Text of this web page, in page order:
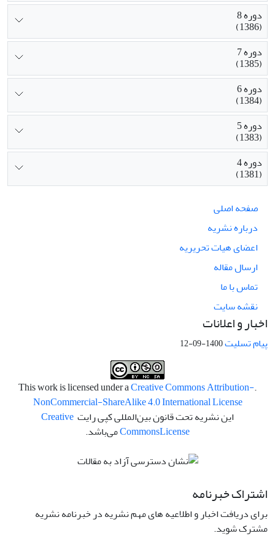
دوره 8
(1386)
دوره 7
(1385)
دوره 6
(1384)
دوره 5
(1383)
دوره 4
(1381)
صفحه اصلی
درباره نشریه
اعضای هیات تحریریه
ارسال مقاله
تماس با ما
نقشه سایت
اخبار و اعلانات
پیام تسلیت1400-09-12
.This work is licensed under a
Creative Commons Attribution-
NonCommercial-ShareAlike 4.0 International License
این نشریه تحت قانون بین‌المللی کپی رایت Creative
CommonsLicense می‌باشد.
اشتراک خبرنامه
برای دریافت اخبار و اطلاعیه های مهم نشریه در خبرنامه نشریه
مشترک شوید.